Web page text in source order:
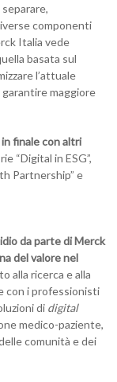
componenti
Italia vede
basata sul
l’attuale
garantire maggiore
in finale con altri
“Digital in ESG”,
Partnership” e
da parte di Merck
del valore nel
alla ricerca e alla
con i professionisti
di digital
medico-paziente,
comunità e dei